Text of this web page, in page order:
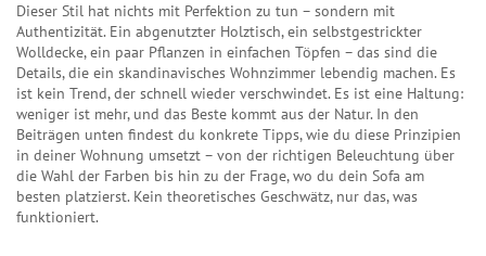
Dieser Stil hat nichts mit Perfektion zu tun – sondern mit
Authentizität. Ein abgenutzter Holztisch, ein selbstgestrickter
Wolldecke, ein paar Pflanzen in einfachen Töpfen – das sind die
Details, die ein skandinavisches Wohnzimmer lebendig machen. Es
ist kein Trend, der schnell wieder verschwindet. Es ist eine Haltung:
weniger ist mehr, und das Beste kommt aus der Natur. In den
Beiträgen unten findest du konkrete Tipps, wie du diese Prinzipien
in deiner Wohnung umsetzt – von der richtigen Beleuchtung über
die Wahl der Farben bis hin zu der Frage, wo du dein Sofa am
besten platzierst. Kein theoretisches Geschwätz, nur das, was
funktioniert.